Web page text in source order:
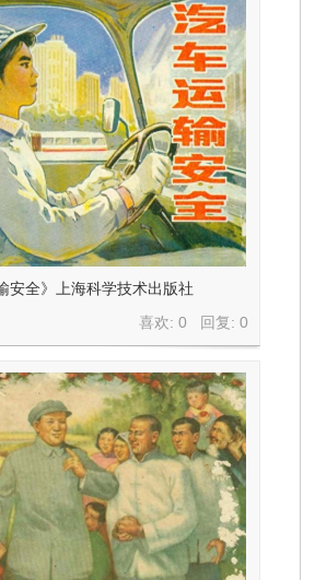
安全》上海科学技术出版社
喜欢: 0 回复:0